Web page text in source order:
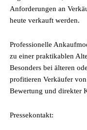
Anforderungen an
heute verkauft werden.
Professionelle
zu einer praktikablen
Besonders bei älteren
profitieren Verkäufer
Bewertung und direkter
Pressekontakt: